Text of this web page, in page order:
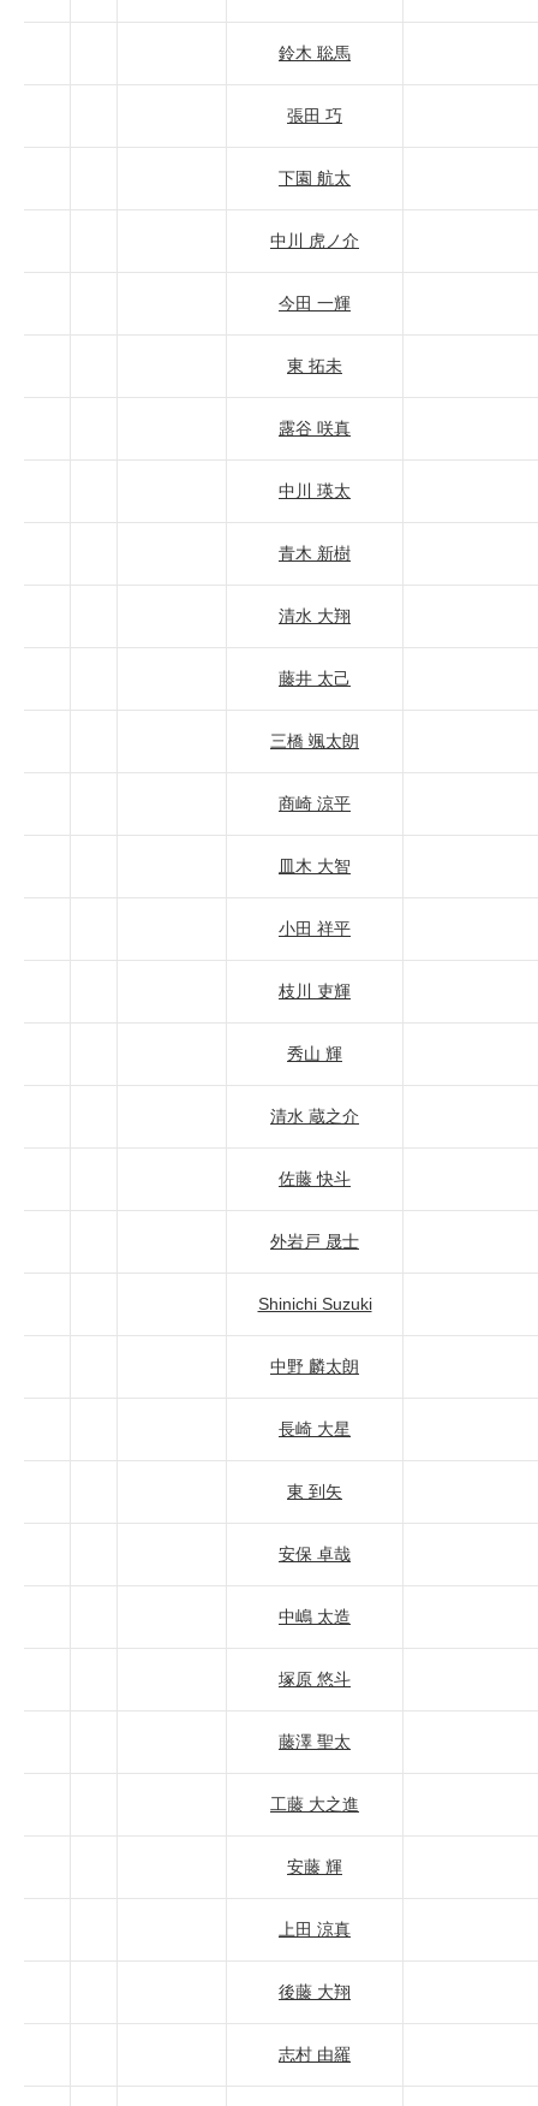
鈴木 聡馬
張田 巧
下園 航太
中川 虎ノ介
今田 一輝
東 拓未
露谷 咲真
中川 瑛太
青木 新樹
清水 大翔
藤井 太己
三橋 颯太朗
商崎 涼平
皿木 大智
小田 祥平
枝川 吏輝
秀山 輝
清水 蔵之介
佐藤 快斗
外岩戸 晟士
Shinichi Suzuki
中野 麟太朗
長崎 大星
東 到矢
安保 卓哉
中嶋 太造
塚原 悠斗
藤澤 聖太
工藤 大之進
安藤 輝
上田 涼真
後藤 大翔
志村 由羅